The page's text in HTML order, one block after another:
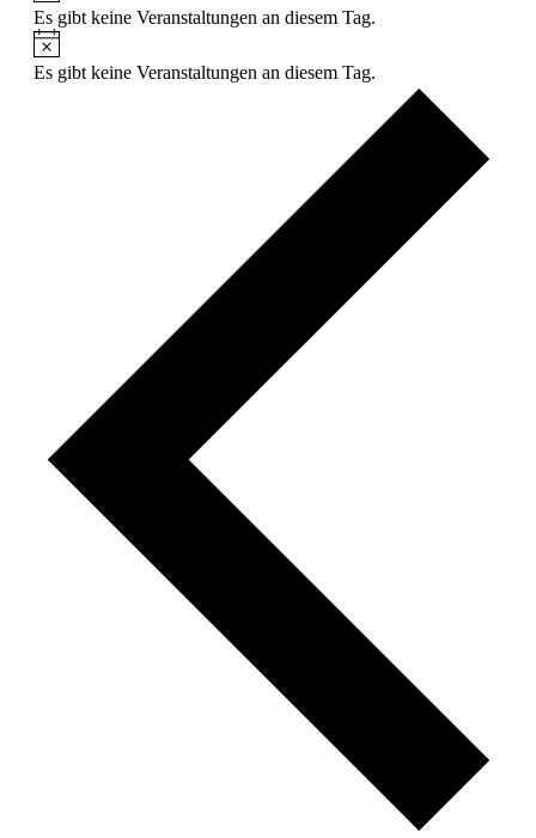
Es gibt keine Veranstaltungen an diesem Tag.
Hinweis
Es gibt keine Veranstaltungen an diesem Tag.